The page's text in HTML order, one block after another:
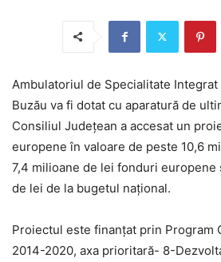
Ambulatoriul de Specialitate
Buzău va fi dotat cu aparatură de
Consiliul Județean a accesat un
europene în valoare de peste 10,6
7,4 milioane de lei fonduri europene
de lei de la bugetul național.
Proiectul este finanțat prin Program
2014-2020, axa prioritară- 8-